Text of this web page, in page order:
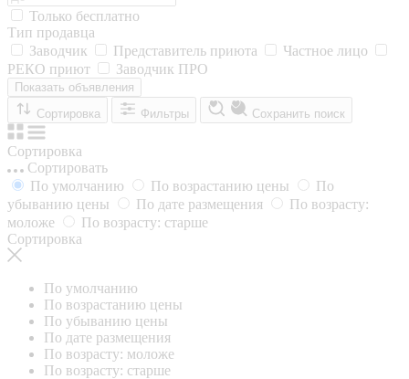
Только бесплатно
Тип продавца
Заводчик
Представитель приюта
Частное лицо
РЕКО приют
Заводчик ПРО
Показать объявления
Сортировка
Фильтры Сохранить поиск
Сортировка
Сортировать
По умолчанию
По возрастанию цены
По
убыванию цены
По дате размещения
По возрасту:
моложе
По возрасту: старше
Сортировка
По умолчанию
По возрастанию цены
По убыванию цены
По дате размещения
По возрасту: моложе
По возрасту: старше